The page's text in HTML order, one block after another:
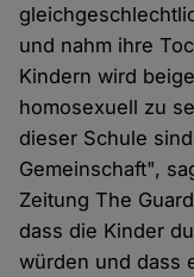
und nahm ihre
Kindern wird
homosexuell zu
dieser Schule
Gemeinschaft",
Zeitung The
dass die Kinder
würden und dass